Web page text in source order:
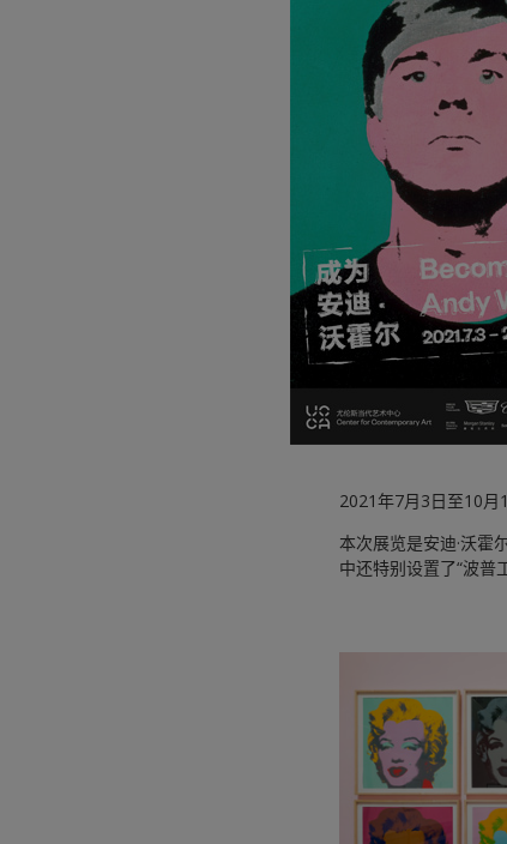
2021年7月3日至10月
本次展览是安迪·沃霍
中还特别设置了“波普